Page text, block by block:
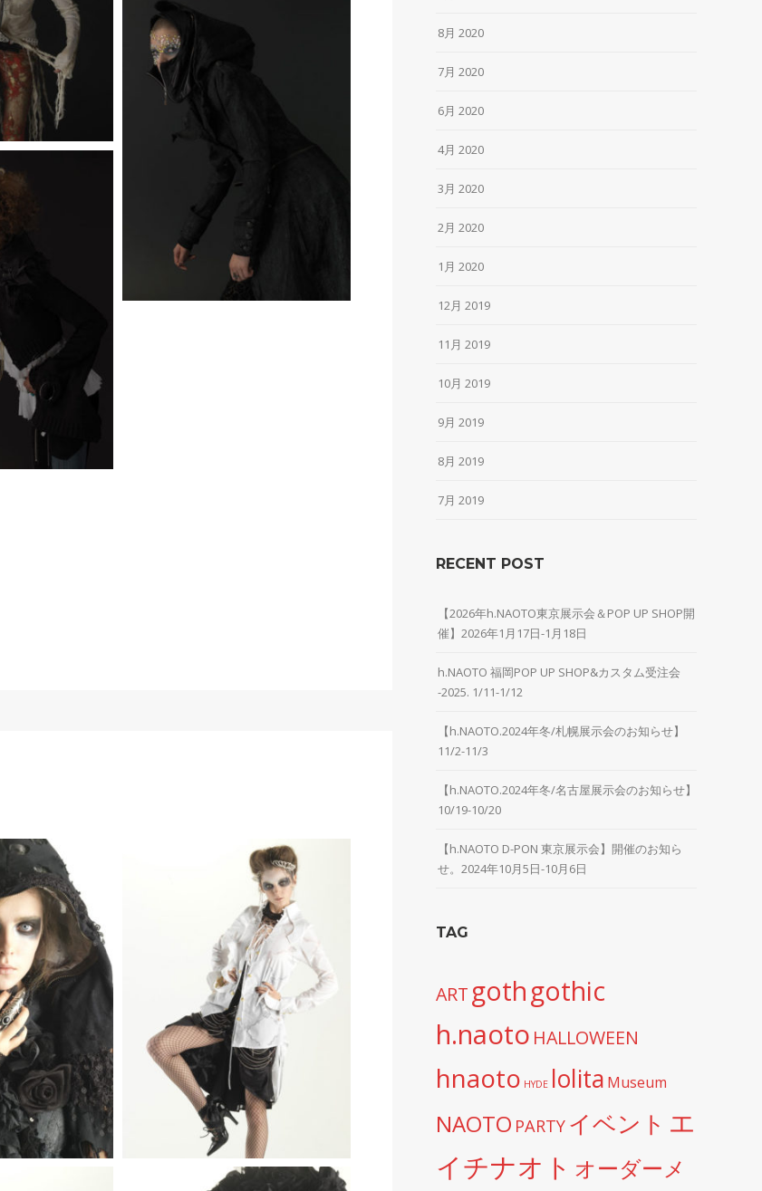
8月 2020
7月 2020
6月 2020
4月 2020
3月 2020
2月 2020
1月 2020
12月 2019
11月 2019
10月 2019
9月 2019
8月 2019
7月 2019
RECENT POST
【2026年h.NAOTO東京展示会＆POP UP SHOP開
催】2026年1月17日-1月18日
h.NAOTO 福岡POP UP SHOP&カスタム受注会
-2025. 1/11-1/12
【h.NAOTO.2024年冬/札幌展示会のお知らせ】
11/2-11/3
【h.NAOTO.2024年冬/名古屋展示会のお知らせ】
10/19-10/20
【h.NAOTO D-PON 東京展示会】開催のお知ら
せ。2024年10月5日-10月6日
TAG
ART gothgothic
h.naoto HALLOWEEN
hnaoto HYDE lolita Museum
NAOTO PARTY イベント エ
イチナオト オーダーメ